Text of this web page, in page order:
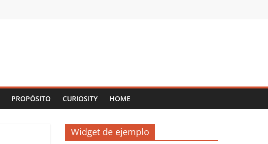
PROPÓSITO CURIOSITY HOME
Widget de ejemplo